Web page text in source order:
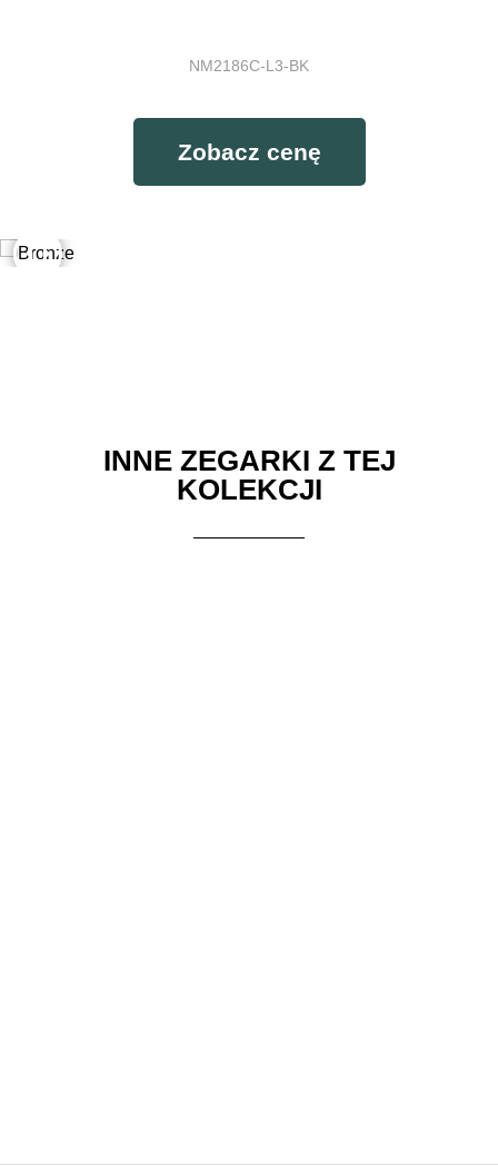
NM2186C-L3-BK
Zobacz cenę
INNE ZEGARKI Z TEJ
KOLEKCJI